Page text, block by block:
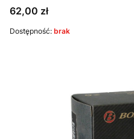
Cena
62,00 zł
Dostępność: brak